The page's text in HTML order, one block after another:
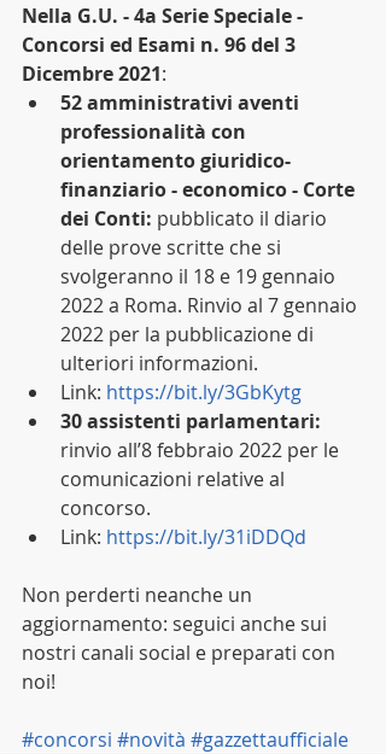
Nella G.U. - 4a Serie Speciale -
Concorsi ed Esami n. 96 del 3
Dicembre 2021:
52 amministrativi aventi
professionalità con
orientamento giuridico-
finanziario - economico - Corte
dei Conti: pubblicato il diario
delle prove scritte che si
svolgeranno il 18 e 19 gennaio
2022 a Roma. Rinvio al 7 gennaio
2022 per la pubblicazione di
ulteriori informazioni.
Link: https://bit.ly/3GbKytg
30 assistenti parlamentari:
rinvio all’8 febbraio 2022 per le
comunicazioni relative al
concorso.
Link: https://bit.ly/31iDDQd
Non perderti neanche un
aggiornamento: seguici anche sui
nostri canali social e preparati con
noi!
#concorsi #novità #gazzettaufficiale